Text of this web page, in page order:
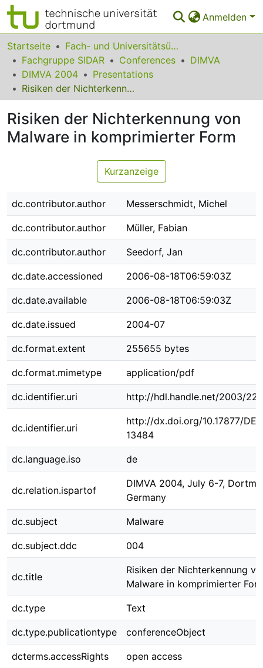
Anmelden
Bereiche & Sammlungen
Das gesamte Repositorium
Statistiken
FAQ
Leitlinien
Zurück zur Startseite
Startseite
Fach- und Universitätsübergreifendes
Fachgruppe SIDAR
Conferences
DIMVA
DIMVA 2004
Presentations
Risiken der Nichterkennung von Malware in komprimierter Form
Risiken der Nichterkennung von
Malware in komprimierter Form
Kurzanzeige
dc.contributor.author Messerschmidt, Michel
dc.contributor.author Müller, Fabian
dc.contributor.author Seedorf, Jan
dc.date.accessioned 2006-08-18T06:59:03Z
dc.date.available 2006-08-18T06:59:03Z
dc.date.issued 2004-07
dc.format.extent 255655 bytes
dc.format.mimetype application/pdf
dc.identifier.uri http://hdl.handle.net/2003/
dc.identifier.uri
http://dx.doi.org/10.17877/
13484
dc.language.iso de
dc.relation.ispartof
DIMVA 2004, July 6-7,
Germany
dc.subject Malware
dc.subject.ddc 004
dc.title
Risiken der Nichterkennung
Malware in komprimierter
dc.type Text
dc.type.publicationtype conferenceObject
dcterms.accessRights open access